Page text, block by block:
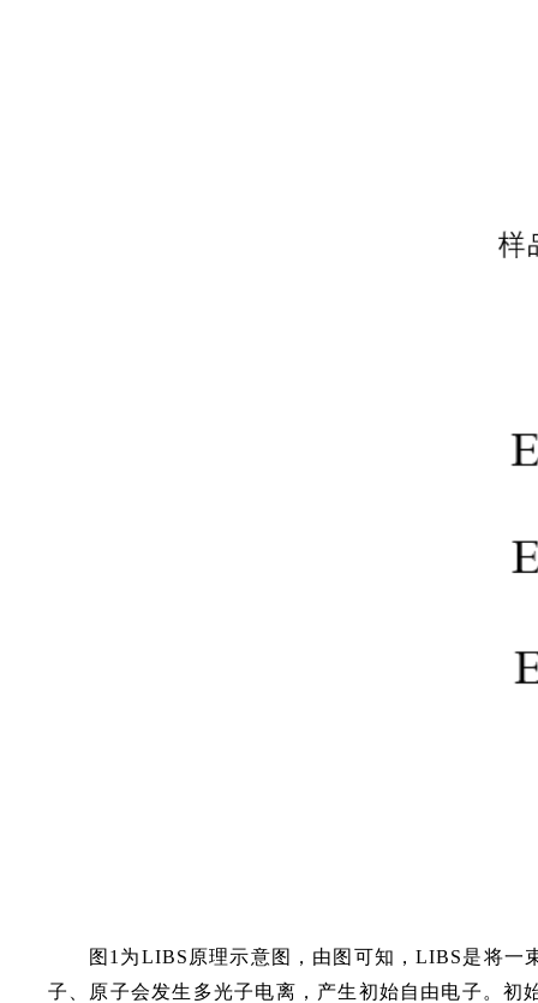
图1为LIBS原理示意图，由图可知，LIBS是将一
子、原子会发生多光子电离，产生初始自由电子。